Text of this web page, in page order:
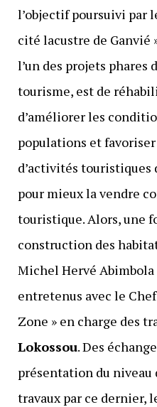
l’objectif poursuivi par
cité lacustre de Ganvié
l’un des projets phares
tourisme, est de
d’améliorer les
populations et
d’activités touristiques
pour mieux la vendre
touristique. Alors, une
construction des
Michel Hervé Abimbola
entretenus avec le
Zone » en charge des
Lokossou. Des
présentation du niveau
travaux par ce dernier,